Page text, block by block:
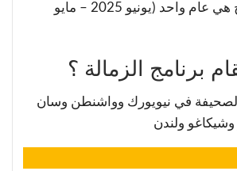
مدة البرنامج هي عام واحد (يونيو 2025 – مايو
برنامج الزمالة ؟
في نيويورك وواشنطن وسان
ولندن